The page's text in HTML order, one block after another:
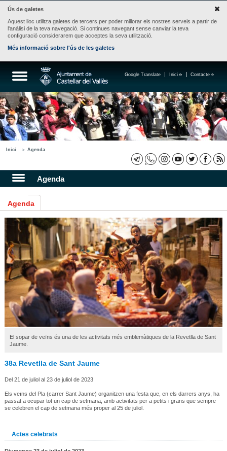
Ús de galetes
Aquest lloc utilitza galetes de tercers per poder millorar els nostres serveis a partir de
l'anàlisi de la teva navegació. Si continues navegant sense canviar la teva
configuració considerarem que acceptes la seva utilització.
Més informació sobre l'ús de les galetes
Contacte
Inici
Google Translate
Inici Agenda
Agenda
Agenda
El sopar de veïns és una de les activitats més emblemàtiques de la Revetlla de Sant
Jaume.
38a Revetlla de Sant Jaume
Del 21 de juliol al 23 de juliol de 2023
Els veïns del Pla (carrer Sant Jaume) organitzen una festa que, en els darrers anys, ha
passat a ocupar tot un cap de setmana, amb activitats per a petits i grans que sempre
se celebren el cap de setmana més proper al 25 de juliol.
Actes celebrats